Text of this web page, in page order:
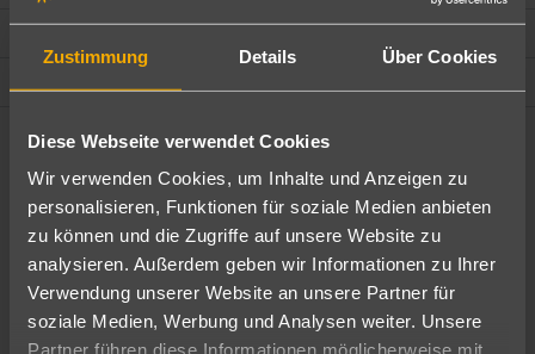
Zustimmung Details Über Cookies
Diese Webseite verwendet Cookies
Wir verwenden Cookies, um Inhalte und Anzeigen zu
personalisieren, Funktionen für soziale Medien anbieten
zu können und die Zugriffe auf unsere Website zu
analysieren. Außerdem geben wir Informationen zu Ihrer
Verwendung unserer Website an unsere Partner für
soziale Medien, Werbung und Analysen weiter. Unsere
Partner führen diese Informationen möglicherweise mit
Bewertungen
Ändere die Kriterien nach deinen Wünschen
Pauschal Nur Hotel
Abflughafen